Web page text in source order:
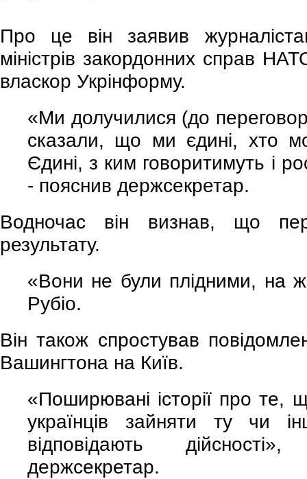
Про це він заявив
міністрів закордонних справ
власкор Укрінформу.
«Ми долучилися (до
сказали, що ми єдині, хто
Єдині, з ким говоритимуть і
- пояснив держсекретар.
Водночас він визнав, що
результату.
«Вони не були плідними, на
Рубіо.
Він також спростував
Вашингтона на Київ.
«Поширювані історії про
українців зайняти ту чи
відповідають
держсекретар.